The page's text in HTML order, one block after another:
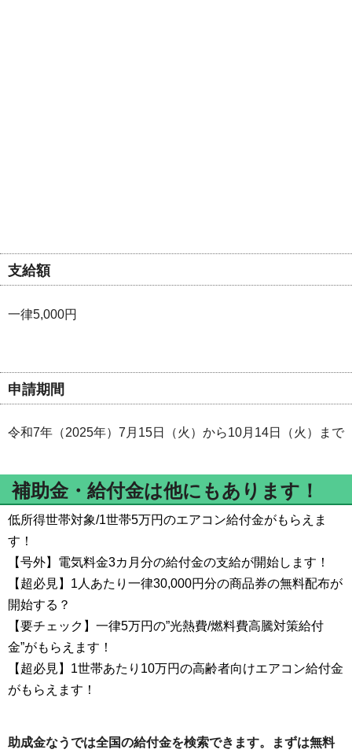
支給額
一律5,000円
申請期間
令和7年（2025年）7月15日（火）から10月14日（火）まで
補助金・給付金は他にもあります！
低所得世帯対象/1世帯5万円のエアコン給付金がもらえま
す！
【号外】電気料金3カ月分の給付金の支給が開始します！
【超必見】1人あたり一律30,000円分の商品券の無料配布が
開始する？
【要チェック】一律5万円の”光熱費/燃料費高騰対策給付
金”がもらえます！
【超必見】1世帯あたり10万円の高齢者向けエアコン給付金
がもらえます！
助成金なうでは全国の給付金を検索できます。まずは無料